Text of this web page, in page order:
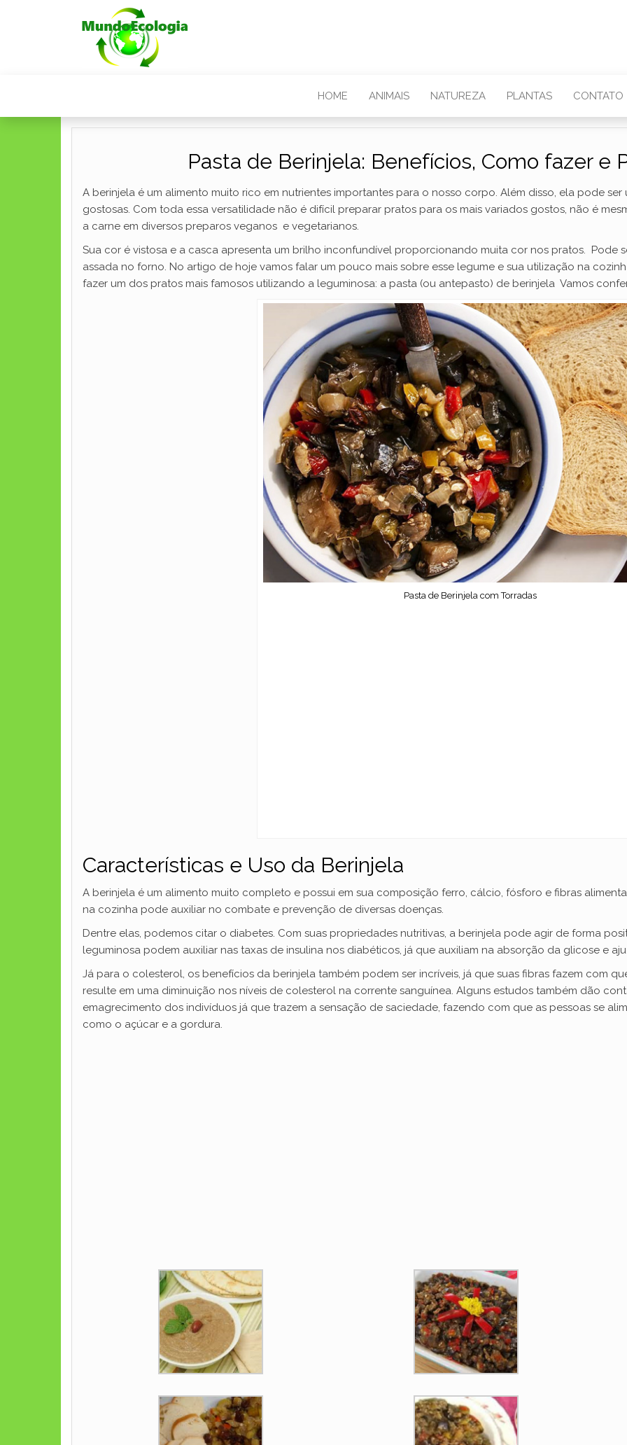
HOME ANIMAIS NATUREZA PLANTAS CONTATO
Pasta de Berinjela: Benefícios, Como fazer e
A berinjela é um alimento muito rico em nutrientes importantes para o nosso corpo. Além disso, ela pode
gostosas. Com toda essa versatilidade não é difícil preparar pratos para os mais variados gostos, não é
a carne em diversos preparos veganos e vegetarianos.
Sua cor é vistosa e a casca apresenta um brilho inconfundível proporcionando muita cor nos pratos. Pode
assada no forno. No artigo de hoje vamos falar um pouco mais sobre esse legume e sua utilização na
fazer um dos pratos mais famosos utilizando a leguminosa: a pasta (ou antepasto) de berinjela Vamos
Pasta de Berinjela com Torradas
Características e Uso da Berinjela
A berinjela é um alimento muito completo e possui em sua composição ferro, cálcio, fósforo e fibras
na cozinha pode auxiliar no combate e prevenção de diversas doenças.
Dentre elas, podemos citar o diabetes. Com suas propriedades nutritivas, a berinjela pode agir de forma
leguminosa podem auxiliar nas taxas de insulina nos diabéticos, já que auxiliam na absorção da glicose e
Já para o colesterol, os benefícios da berinjela também podem ser incríveis, já que suas fibras fazem com
resulte em uma diminuição nos níveis de colesterol na corrente sanguínea. Alguns estudos também dão
emagrecimento dos indivíduos já que trazem a sensação de saciedade, fazendo com que as pessoas se
como o açúcar e a gordura.